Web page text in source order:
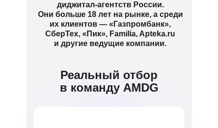
диджитал-агентств России.
Они больше 18 лет на рынке, а среди
их клиентов — «Газпромбанк»,
СберТех, «Пик», Familia, Apteka.ru
и другие ведущие компании.
Реальный отбор
в команду AMDG